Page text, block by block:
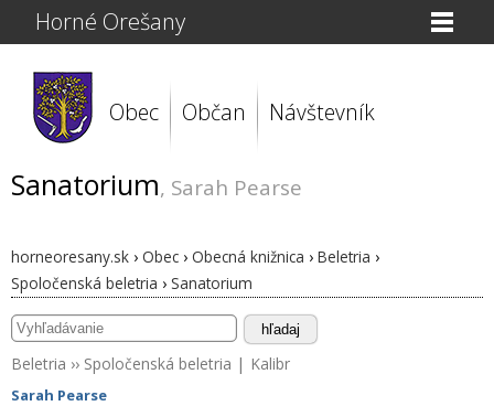
Horné Orešany
Obec Občan Návštevník
Sanatorium, Sarah Pearse
horneoresany.sk › Obec › Obecná knižnica › Beletria ›
Spoločenská beletria › Sanatorium
hľadaj
Beletria ›› Spoločenská beletria | Kalibr
Sarah Pearse